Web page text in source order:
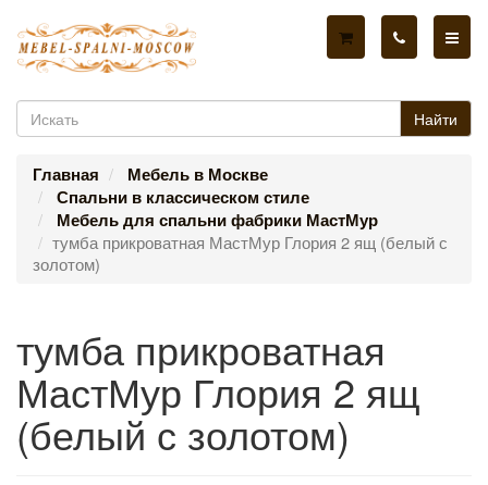
Найти
Главная
Мебель в Москве
Спальни в классическом стиле
Мебель для спальни фабрики МастМур
тумба прикроватная МастМур Глория 2 ящ (белый с
золотом)
тумба прикроватная
МастМур Глория 2 ящ
(белый с золотом)